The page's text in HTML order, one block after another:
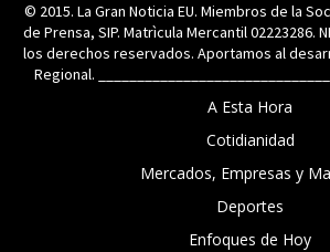
© 2015. La Gran Noticia EU. Miembros de la
de Prensa, SIP. Matrìcula Mercantil 02223286.
los derechos reservados. Aportamos al
Regional.
A Esta Hora
Cotidianidad
Mercados, Empresas y
Deportes
Enfoques de Hoy